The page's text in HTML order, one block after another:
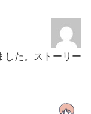
した。ストーリー